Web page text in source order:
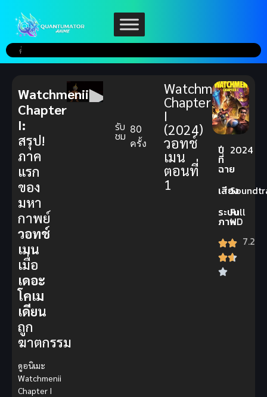
รับ
ชม 80
ครั้ง
Watchmenii
Chapter
I
(2024)
วอทช์
เมน
ตอนที่
1
ปี
ที่
ฉาย
2024
เสียง
ระบบ
ภาพ
Full
HD
7.2
Watchmenii
Chapter
I:
สรุป!
ภาค
แรก
ของ
มหา
กาพย์
วอทช์
เมน
เมื่อ
เดอะ
โคเม
เดียน
ถูก
ฆาตกรรม
ดูอนิเมะ
Watchmenii
Chapter I